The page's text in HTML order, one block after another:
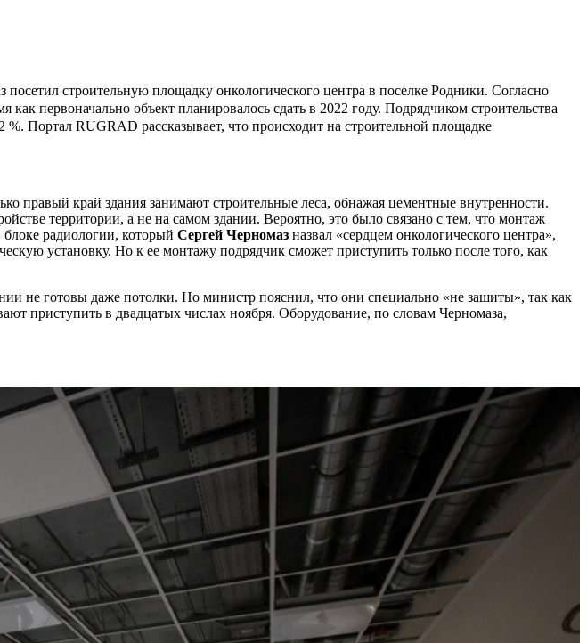
строительную площадку онкологического центра в поселке Родники. Согласно
первоначально объект планировалось сдать в 2022 году. Подрядчиком строительства
%. Портал RUGRAD рассказывает, что происходит на строительной площадке
правый край здания занимают строительные леса, обнажая цементные внутренности.
территории, а не на самом здании. Вероятно, это было связано с тем, что монтаж
блоке радиологии, который Сергей Черномаз назвал «сердцем онкологического центра»,
установку. Но к ее монтажу подрядчик сможет приступить только после того, как
не готовы даже потолки. Но министр пояснил, что они специально «не зашиты», так как
приступить в двадцатых числах ноября. Оборудование, по словам Черномаза,